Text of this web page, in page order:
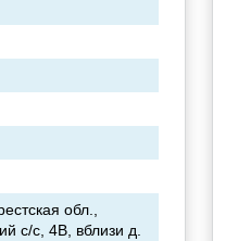
обл.,
с/с, 4В, вблизи д.